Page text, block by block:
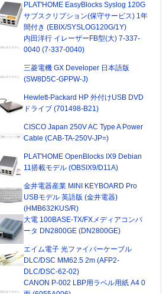
PLAT'HOME EasyBlocks Syslog 120G
サブスクリプション(保守サービス) 1年
間付き (EBIX/SYSLOG120G/1Y)
内田洋行 イレーザーFB型(大) 7-337-
0040 (7-337-0040)
三菱電機 GX Developer 日本語版
(SW8D5C-GPPW-J)
Hewlett-Packard HP 外付けUSB DVD
ドライブ (701498-B21)
CISCO Japan 250V AC Type A Power
Cable (CAB-TA-250V-JP=)
PLAT'HOME OpenBlocks IX9 Debian
11搭載モデル (OBSIX9/D11A)
金井電器産業 MINI KEYBOARD Pro
USBモデル 英語版 (金井電器)
(HMB632KUS/R)
大電 100BASE-TX/FXメディアコンバ
ータ DN2800GE (DN2800GE)
エイム電子 光ファイバーケーブル
DLC/DSC MM62.5 2m (AFP2-
DLC/DSC-62-02)
CANON P-002 LBP用ラベル用紙 A4 0